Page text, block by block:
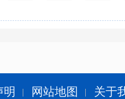
明 网站地图
关于